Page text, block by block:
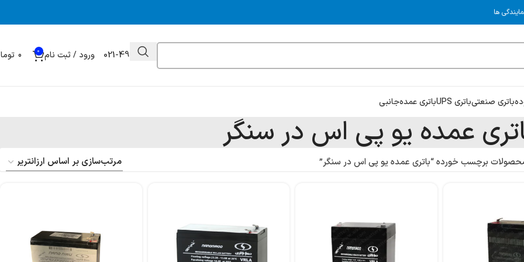
ها
021-49032000 ورود / ثبت نام 0
باتری صنعتیباتری UPS باتری عمدهجانبی
عمده یو پی اس در سنگر
برچسب خورده “باتری عمده یو پی اس در سنگر”